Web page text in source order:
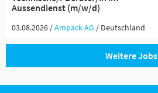
Aussendienst (m/w/d)
03.08.2026 /Ampack AG / Deutschland
Weitere Jobs